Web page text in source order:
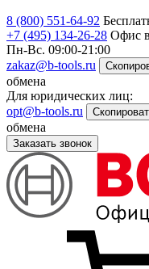
8 (800) 551-64-92
+7 (495) 134-26-28 Офис
Пн-Вс. 09:00-21:00
zakaz@b-tools.ru
обмена
Для юридических лиц:
opt@b-tools.ru
обмена
Заказать звонок